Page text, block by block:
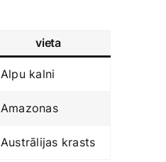
vieta
Alpu kalni
Amazonas
Austrālijas krasts